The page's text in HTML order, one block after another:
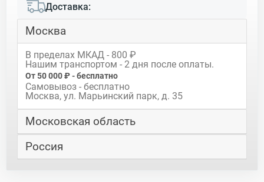
Доставка:
Москва
В пределах МКАД - 800 ₽
Нашим транспортом - 2 дня после оплаты.
От 50 000 ₽ - бесплатно
Самовывоз - бесплатно
Москва, ул. Марьинский парк, д. 35
Московская область
Россия